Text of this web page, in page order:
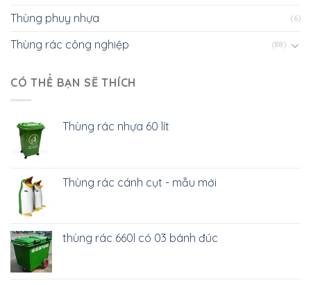
Thùng phuy nhựa (6)
Thùng rác công nghiệp (88)
CÓ THỂ BẠN SẼ THÍCH
Thùng rác nhựa 60 lít
Thùng rác cánh cụt - mẫu mới
thùng rác 660l có 03 bánh đúc